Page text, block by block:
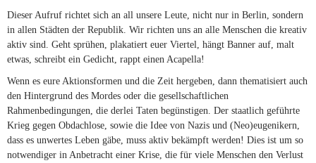
Dieser Aufruf richtet sich an all unsere Leute, nicht nur in Berlin, sondern
in allen Städten der Republik. Wir richten uns an alle Menschen die kreativ
aktiv sind. Geht sprühen, plakatiert euer Viertel, hängt Banner auf, malt
etwas, schreibt ein Gedicht, rappt einen Acapella!
Wenn es eure Aktionsformen und die Zeit hergeben, dann thematisiert auch
den Hintergrund des Mordes oder die gesellschaftlichen
Rahmenbedingungen, die derlei Taten begünstigen. Der staatlich geführte
Krieg gegen Obdachlose, sowie die Idee von Nazis und (Neo)eugenikern,
dass es unwertes Leben gäbe, muss aktiv bekämpft werden! Dies ist um so
notwendiger in Anbetracht einer Krise, die für viele Menschen den Verlust